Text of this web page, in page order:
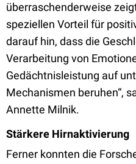
überraschenderweise
speziellen Vorteil für
darauf hin, dass die
Verarbeitung von
Gedächtnisleistung auf
Mechanismen beruhen“,
Annette Milnik.
Stärkere Hirnaktivierung
Ferner konnten die